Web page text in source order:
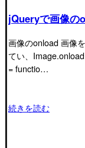
jQueryで画像の
画像のonload 画像
てい、
= functio…
続きを読む